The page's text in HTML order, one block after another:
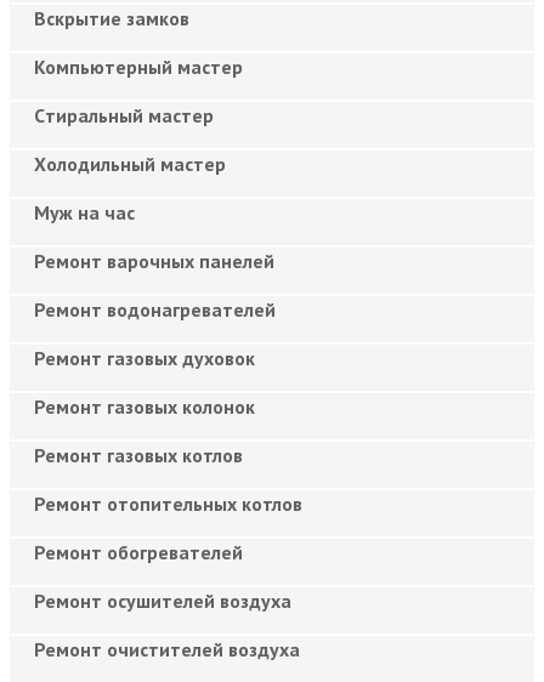
Вскрытие замков
Компьютерный мастер
Cтиральный мастер
Холодильный мастер
Муж на час
Ремонт варочных панелей
Ремонт водонагревателей
Ремонт газовых духовок
Ремонт газовых колонок
Ремонт газовых котлов
Ремонт отопительных котлов
Ремонт обогревателей
Ремонт осушителей воздуха
Ремонт очистителей воздуха